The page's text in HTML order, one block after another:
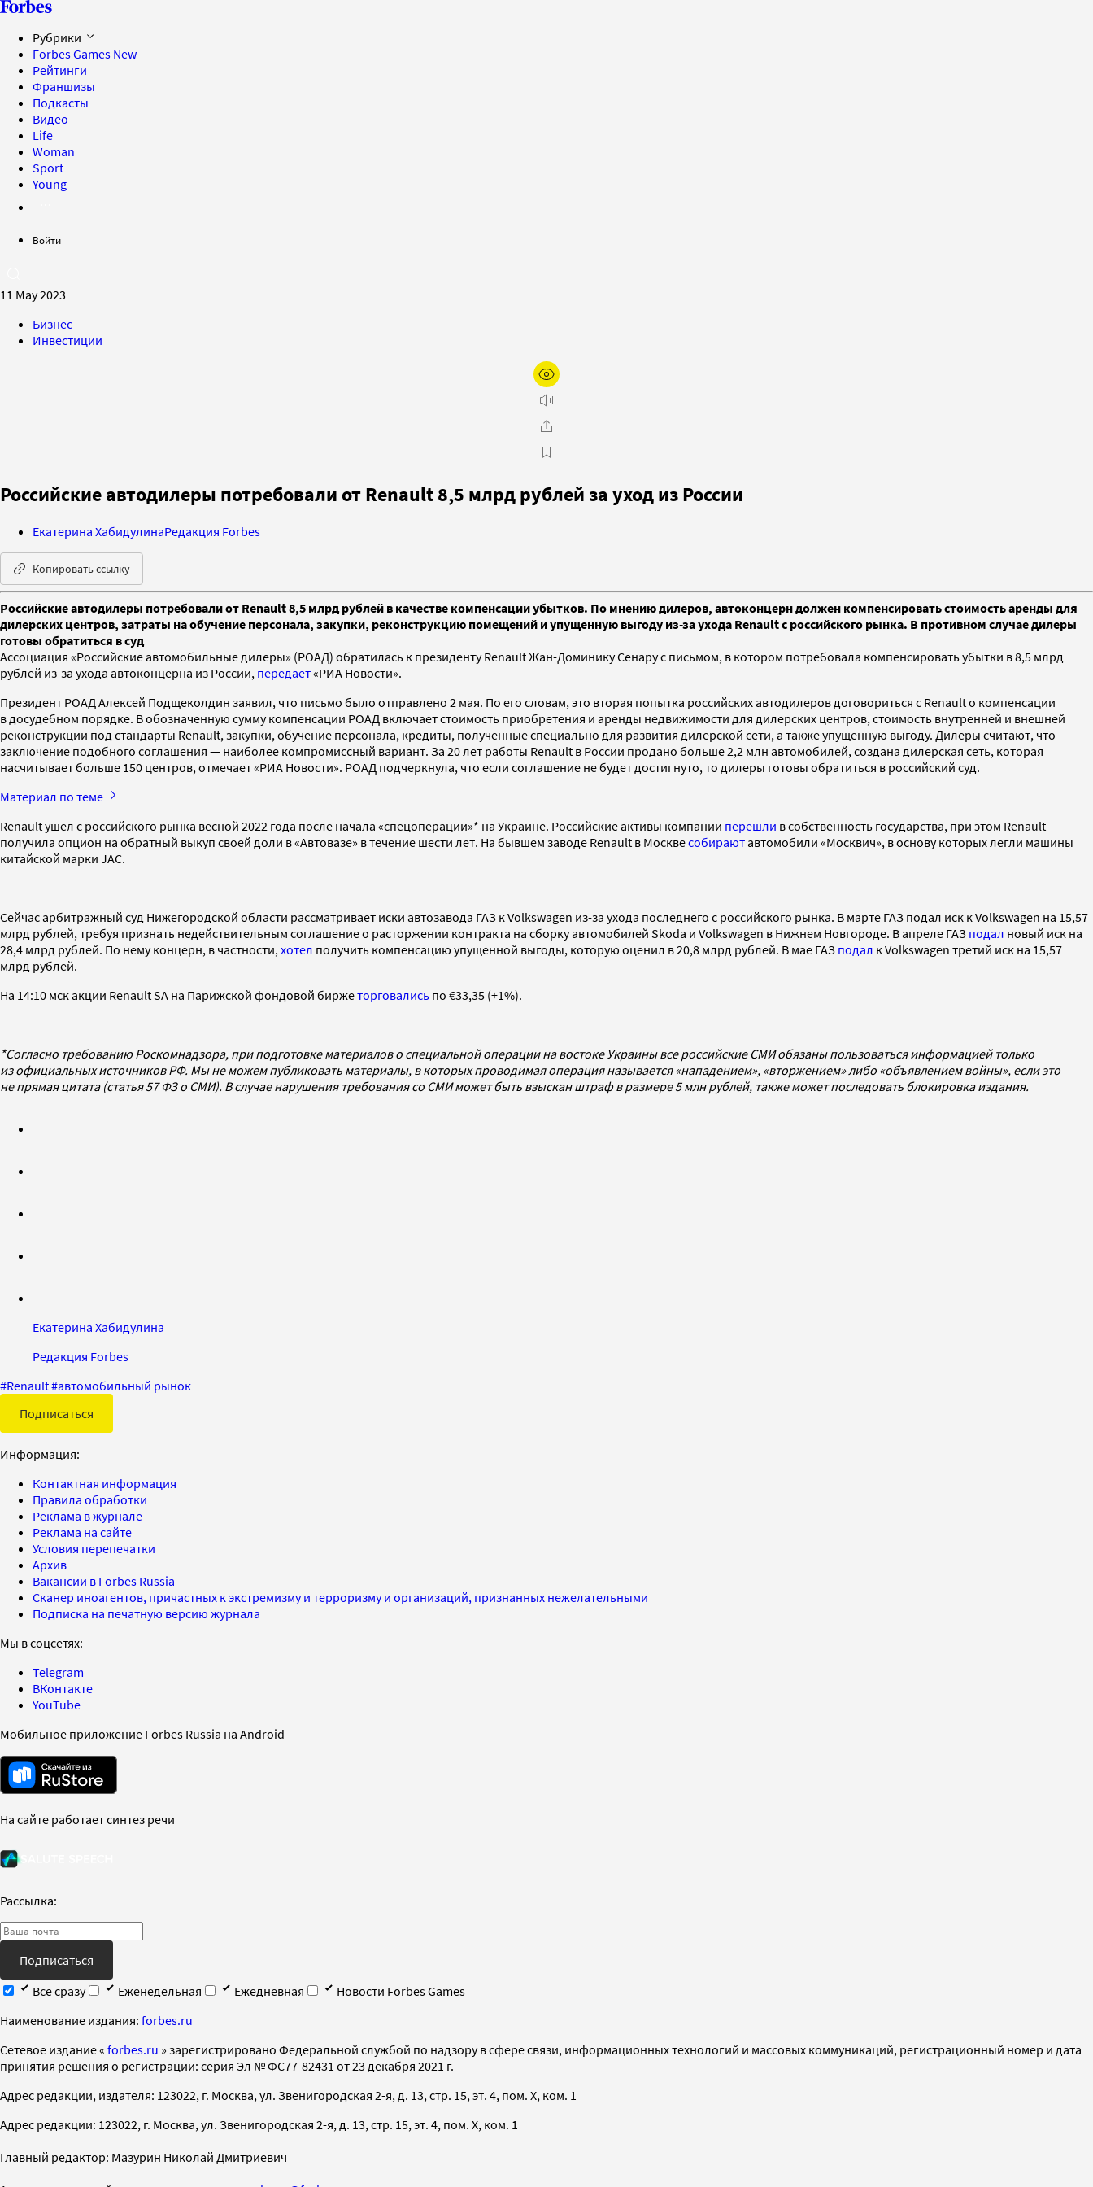
Рубрики
Forbes Games New
Рейтинги
Франшизы
Подкасты
Видео
Life
Woman
Sport
Young
Войти
11 May 2023
Бизнес
Инвестиции
Российские автодилеры потребовали от Renault 8,5 млрд рублей за уход из России
Екатерина ХабидулинаРедакция Forbes
Копировать ссылку
Российские автодилеры потребовали от Renault 8,5 млрд рублей в качестве компенсации убытков. По мнению дилеров, автоконцерн должен компенсировать стоимость аренды для
дилерских центров, затраты на обучение персонала, закупки, реконструкцию помещений и упущенную выгоду из-за ухода Renault с российского рынка. В противном случае дилеры
готовы обратиться в суд
Ассоциация «Российские автомобильные дилеры» (РОАД) обратилась к президенту Renault Жан-Доминику Сенару с письмом, в котором потребовала компенсировать убытки в 8,5 млрд
рублей из-за ухода автоконцерна из России, передает«РИА Новости».
Президент РОАД Алексей Подщеколдин заявил, что письмо было отправлено 2 мая. По его словам, это вторая попытка российских автодилеров договориться с Renault о компенсации
в досудебном порядке. В обозначенную сумму компенсации РОАД включает стоимость приобретения и аренды недвижимости для дилерских центров, стоимость внутренней и внешней
реконструкции под стандарты Renault, закупки, обучение персонала, кредиты, полученные специально для развития дилерской сети, а также упущенную выгоду. Дилеры считают, что
заключение подобного соглашения — наиболее компромиссный вариант. За 20 лет работы Renault в России продано больше 2,2 млн автомобилей, создана дилерская сеть, которая
насчитывает больше 150 центров, отмечает «РИА Новости». РОАД подчеркнула, что если соглашение не будет достигнуто, то дилеры готовы обратиться в российский суд.
Материал по теме
Renault ушел с российского рынка весной 2022 года после начала «спецоперации»* на Украине. Российские активы компании перешли в собственность государства, при этом Renault
получила опцион на обратный выкуп своей доли в «Автовазе» в течение шести лет. На бывшем заводе Renault в Москвесобираютавтомобили «Москвич», в основу которых легли машины
китайской марки JAC.
Сейчас арбитражный суд Нижегородской области рассматривает иски автозавода ГАЗ к Volkswagen из-за ухода последнего с российского рынка. В марте ГАЗ подал иск к Volkswagen на 15,57
млрд рублей, требуя признать недействительным соглашение о расторжении контракта на сборку автомобилей Skoda и Volkswagen в Нижнем Новгороде. В апреле ГАЗ подал новый иск на
28,4 млрд рублей. По нему концерн, в частности, хотел получить компенсацию упущенной выгоды, которую оценил в 20,8 млрд рублей. В мае ГАЗ подал к Volkswagen третий иск на 15,57
млрд рублей.
На 14:10 мск акции Renault SA на Парижской фондовой биржеторговались по €33,35 (+1%).
*Согласно требованию Роскомнадзора, при подготовке материалов о специальной операции на востоке Украины все российские СМИ обязаны пользоваться информацией только
из официальных источников РФ. Мы не можем публиковать материалы, в которых проводимая операция называется «нападением», «вторжением» либо «объявлением войны», если это
не прямая цитата (статья 57 ФЗ о СМИ). В случае нарушения требования со СМИ может быть взыскан штраф в размере 5 млн рублей, также может последовать блокировка издания.
Екатерина Хабидулина
Редакция Forbes
#Renault#автомобильный рынок
Подписаться
Информация:
Контактная информация
Правила обработки
Реклама в журнале
Реклама на сайте
Условия перепечатки
Архив
Вакансии в Forbes Russia
Сканер иноагентов, причастных к экстремизму и терроризму и организаций, признанных нежелательными
Подписка на печатную версию журнала
Мы в соцсетях:
Telegram
ВКонтакте
YouTube
Мобильное приложение Forbes Russia на Android
На сайте работает синтез речи
Рассылка:
Подписаться
Все сразу
Еженедельная Ежедневная
Новости Forbes Games
Наименование издания: forbes.ru
Cетевое издание « forbes.ru » зарегистрировано Федеральной службой по надзору в сфере связи, информационных технологий и массовых коммуникаций, регистрационный номер и дата
принятия решения о регистрации: серия Эл № ФС77-82431 от 23 декабря 2021 г.
Адрес редакции, издателя: 123022, г. Москва, ул. Звенигородская 2-я, д. 13, стр. 15, эт. 4, пом. X, ком. 1
Адрес редакции: 123022, г. Москва, ул. Звенигородская 2-я, д. 13, стр. 15, эт. 4, пом. X, ком. 1
Главный редактор: Мазурин Николай Дмитриевич